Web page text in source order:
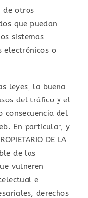
de otros
que puedan
sistemas
electrónicos o
leyes, la buena
del tráfico y el
consecuencia del
En particular, y
DE LA
de las
vulneren
e
derechos